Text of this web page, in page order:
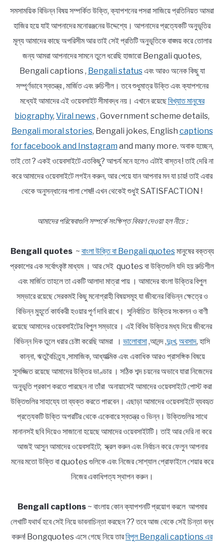
সমসাময়িক বিভিন্ন বিষয় সম্পর্কিত উক্তি, ক্যাপশনের পসরা সাজিয়ে প্রতিনিয়ত আমরা
হাজির হয়ে যাই আপনাদের মনোরঞ্জনের উদ্দেশ্যে। আপনাদের প্রত্যেকটি অনুভূতির
মূল্য আমাদের কাছে অপরিসীম আর তাই সেই প্রতিটি অনুভূতিকে বাঙ্ময় করে তোলার
জন্য আমরা আপনাদের সামনে তুলে ধরেছি হাজারো Bengali quotes,
Bengali captions , Bengali statusএবং আরও অনেক কিছু যা
সম্পূর্ণভাবে স্বতন্ত্র , মার্জিত এবং রুচিশীল। তবে শুধুমাত্র উক্তি এবং ক্যাপশনের
মধ্যেই আমাদের এই ওয়েবসাইট সীমাবদ্ধ নয়। এখানে রয়েছেবিখ্যাত মানুষের
biography, Viral news, Government scheme details,
Bengali moral stories, Bengali jokes, English captions
for facebook and Instagram and many more. অবাক হচ্ছেন,
তাই তো ? একই ওয়েবসাইটে এতকিছু? আশ্চর্য মনে হলেও এটাই বাস্তব ! তাই দেরি না
করে আমাদের ওয়েবসাইটে লগইন করুন, আর পেয়ে যান আপনার মন যা চায়! তাই এবার
থেকে অনুসন্ধানের পালা শেষ!! এখন থেকেই শুধুই SATISFACTION !
আমাদের পরিষেবাগুলি সম্পর্কে সংক্ষিপ্ত বিবরণ দেওয়া হল নীচে :
Bengali quotes~ বাংলা উক্তি বা Bengali quotesমানুষের বক্তব্য
প্রকাশের এক সর্বোৎকৃষ্ট মাধ্যম । আর সেই quotes বা উক্তিগুলি যদি হয় রুচিশীল
এবং মার্জিত তাহলে তা একটি আলাদা মাত্রা পায় । আমাদের বাংলা উক্তির বিপুল
সম্ভারে রয়েছে সেরকমই কিছু মনোগ্রাহী বিষয়সমূহ যা জীবনের বিভিন্ন ক্ষেত্রে ও
বিভিন্ন মুহূর্তে কার্যকরী হওয়ার পূর্ণ দাবি রাখে। সুনির্বাচিত উক্তির সংকলন ও বাণী
রয়েছে আমাদের ওয়েবসাইটের বিপুল সম্ভারে । এই বিবিধ উক্তির মধ্য দিয়ে জীবনের
বিভিন্ন দিক তুলে ধরার চেষ্টা করেছি আমরা । ভালোবাসা,আনন্দ ,দুঃখ, অবসাদ, হাসি
কান্না, ঋতুবৈচিত্র্য ,সামাজিক, আধ্যাত্মিক এবং একাধিক আরও প্রাসঙ্গিক বিষয়ে
সুসজ্জিত রয়েছে আমাদের উক্তির ভাণ্ডার । সঠিক শব্দ চয়নের অভাবে যারা নিজেদের
অনুভূতি প্রকাশ করতে পারছেন না তাঁরা অনায়াসেই আমাদের ওয়েবসাইটে পোস্ট করা
উক্তিগুলির সাহায্যে তা ব্যক্ত করতে পারবেন। এছাড়া আমাদের ওয়েবসাইটে ব্যবহৃত
প্রত্যেকটি উক্তি অপরটির থেকে একেবারে স্বতন্ত্র ও ভিন্ন। উক্তিগুলির সাথে
মানানসই ছবি দিয়েও সাজানো হয়েছে আমাদের ওয়েবসাইটটি। তাই আর দেরি না করে
আজই আসুন আমাদের ওয়েবসাইটে; স্ক্রল করুন এবং নির্বাচন করে ফেলুন আপনার
মনের মতো উক্তি বা quotes গুলিকে এবং নিজের সোশ্যাল প্রোফাইলে শেয়ার করে
নিজের একাধিপত্য স্থাপন করুন।
Bengali captions~ বাংলায় কোন ক্যাপশনটি প্রয়োগ করলে আপমার
লেখাটি যথার্থ হবে সেই নিয়ে ভাবনাচিন্তা করছেন ?? তবে আজ থেকে সেই চিন্তা বন্ধ
করুন! Bongquotes এসে গেছে নিয়ে তারবিপুল Bengali captions এর